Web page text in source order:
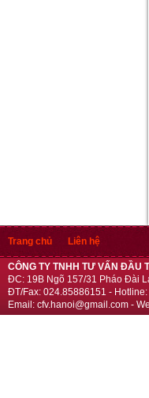
Trang chủ Liên hệ
CÔNG TY TNHH TƯ VẤN ĐẦU
ĐC: 19B Ngõ 157/31 Pháo Đài
ĐT/Fax: 024.85886151 -
Email: cfv.hanoi@gmail.com -